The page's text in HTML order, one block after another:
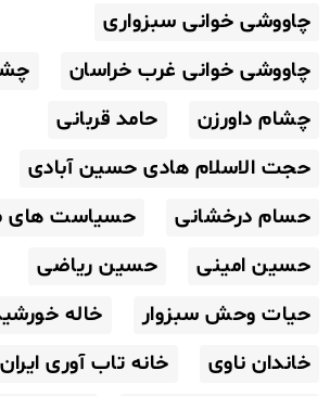
چاووشی خوانی سبزواری
چاووشی خوانی غرب خراسان
چشام داورزن
حامد قربانی
حجت الاسلام هادی حسین آبادی
حسام درخشانی
حسیاست های
حسین امینی
حسین ریاضی
حیات وحش سبزوار
خاله
خاندان ناوی
خانه تاب آوری ایران